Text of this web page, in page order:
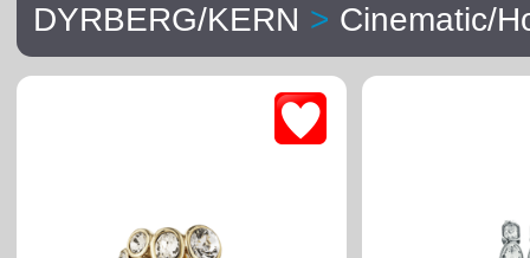
DYRBERG/KERN > Cinematic/